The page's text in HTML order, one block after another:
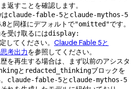
返すことを確認します。
はclaude-fable-5と claude-mythos-5
と同様にデフォルトで"omitted"です。
受け取るにはdisplay:
してください。 Claude Fable 5と
考出力を参照してください。
を再生する場合は、まず以前のアシスタ
と redacted_thinkingブロックを
claude-fable-5と claude-mythos-5